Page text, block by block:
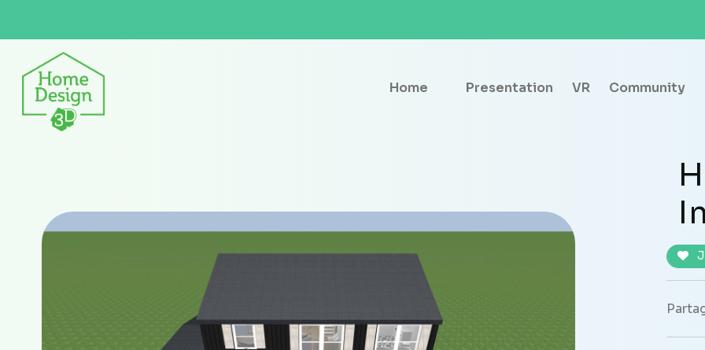
Home Presentation VR Community